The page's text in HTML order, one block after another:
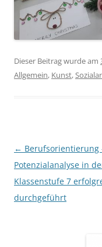
Dieser Beitrag wurde am
Allgemein, Kunst,
Beitragsnavigation
← Berufsorientierung
Potenzialanalyse in
Klassenstufe 7
durchgeführt